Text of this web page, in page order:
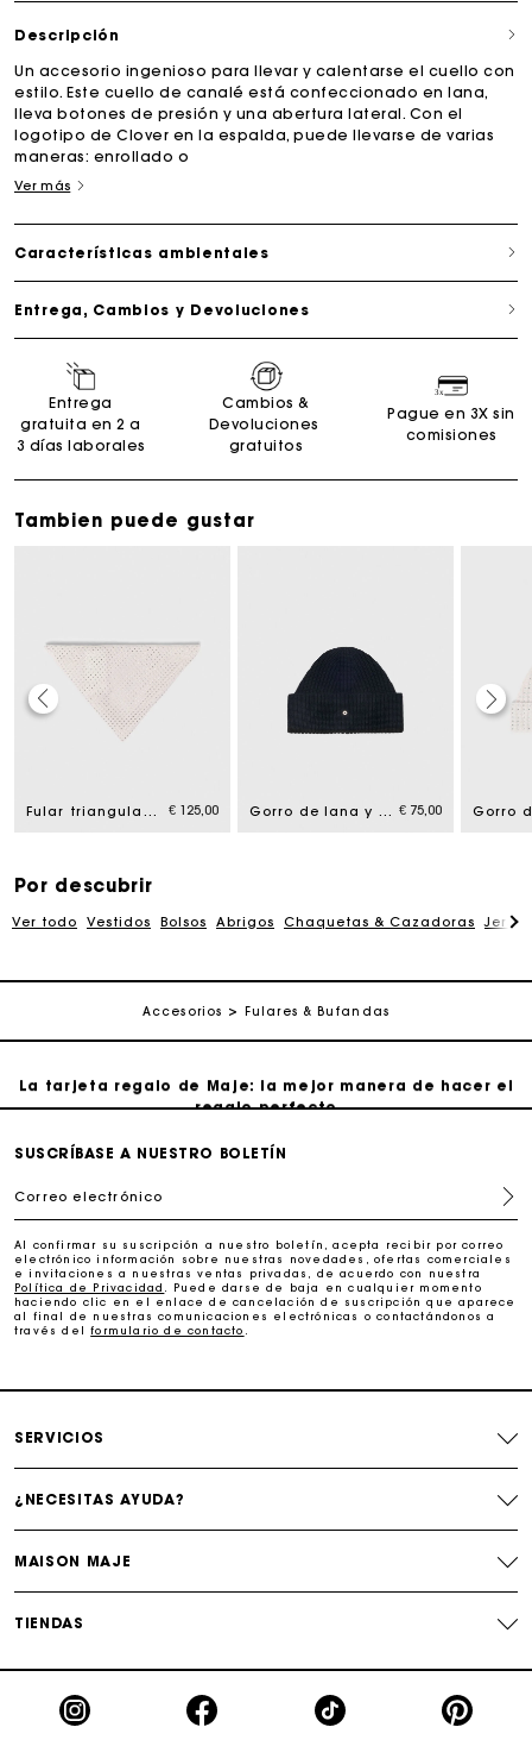
Descripción
Un accesorio ingenioso para llevar y calentarse el cuello con
estilo. Este cuello de canalé está confeccionado en lana,
lleva botones de presión y una abertura lateral. Con el
logotipo de Clover en la espalda, puede llevarse de varias
maneras: enrollado o
Ver más
Características ambientales
Entrega, Cambios y Devoluciones
Entrega
gratuita en 2 a
3 días laborales
Cambios &
Devoluciones
gratuitos
Pague en 3X sin
comisiones
Tambien puede gustar
Fular triangular de lana con strass € 125,00 Gorro de lana y cachemira € 75,00
Por descubrir
Ver todo Vestidos Bolsos Abrigos Chaquetas & Cazadoras
Accesorios Fulares & Bufandas
La tarjeta regalo de Maje: la mejor manera de hacer el
Entrega a domicilio ofrecida dentro de 2-3 días
Paga en 3 cuotas sin comisiones
Seguir mi pedido
La tarjeta regalo de Maje: la mejor manera de hacer el
regalo perfecto
Entrega a domicilio ofrecida dentro de 2-3 días
Paga en 3 cuotas sin comisiones
Cambios & Devoluciones gratuitos
SUSCRÍBASE A NUESTRO BOLETÍN
Correo electrónico
Al confirmar su suscripción a nuestro boletín, acepta recibir por correo
electrónico información sobre nuestras novedades, ofertas comerciales
e invitaciones a nuestras ventas privadas, de acuerdo con nuestra
Política de Privacidad
. Puede darse de baja en cualquier momento
haciendo clic en el enlace de cancelación de suscripción que aparece
al final de nuestras comunicaciones electrónicas o contactándonos a
través delformulario de contacto
SERVICIOS
¿NECESITAS AYUDA?
MAISON MAJE
TIENDAS